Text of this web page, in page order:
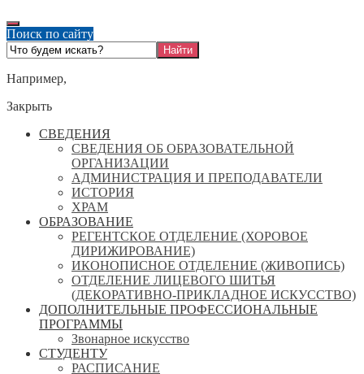
Поиск по сайту
Например,
Закрыть
СВЕДЕНИЯ
СВЕДЕНИЯ ОБ ОБРАЗОВАТЕЛЬНОЙ
ОРГАНИЗАЦИИ
АДМИНИСТРАЦИЯ И ПРЕПОДАВАТЕЛИ
ИСТОРИЯ
ХРАМ
ОБРАЗОВАНИЕ
РЕГЕНТСКОЕ ОТДЕЛЕНИЕ (ХОРОВОЕ
ДИРИЖИРОВАНИЕ)
ИКОНОПИСНОЕ ОТДЕЛЕНИЕ (ЖИВОПИСЬ)
ОТДЕЛЕНИЕ ЛИЦЕВОГО ШИТЬЯ
(ДЕКОРАТИВНО-ПРИКЛАДНОЕ ИСКУССТВО)
ДОПОЛНИТЕЛЬНЫЕ ПРОФЕССИОНАЛЬНЫЕ
ПРОГРАММЫ
Звонарное искусство
СТУДЕНТУ
РАСПИСАНИЕ